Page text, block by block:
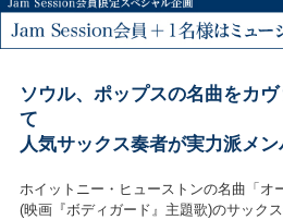
ソウル、ポップスの名曲をカ
て
人気サックス奏者が実力派メ
ホイットニー・ヒューストンの名曲「オ
(映画『ボディガード』主題歌)のサック